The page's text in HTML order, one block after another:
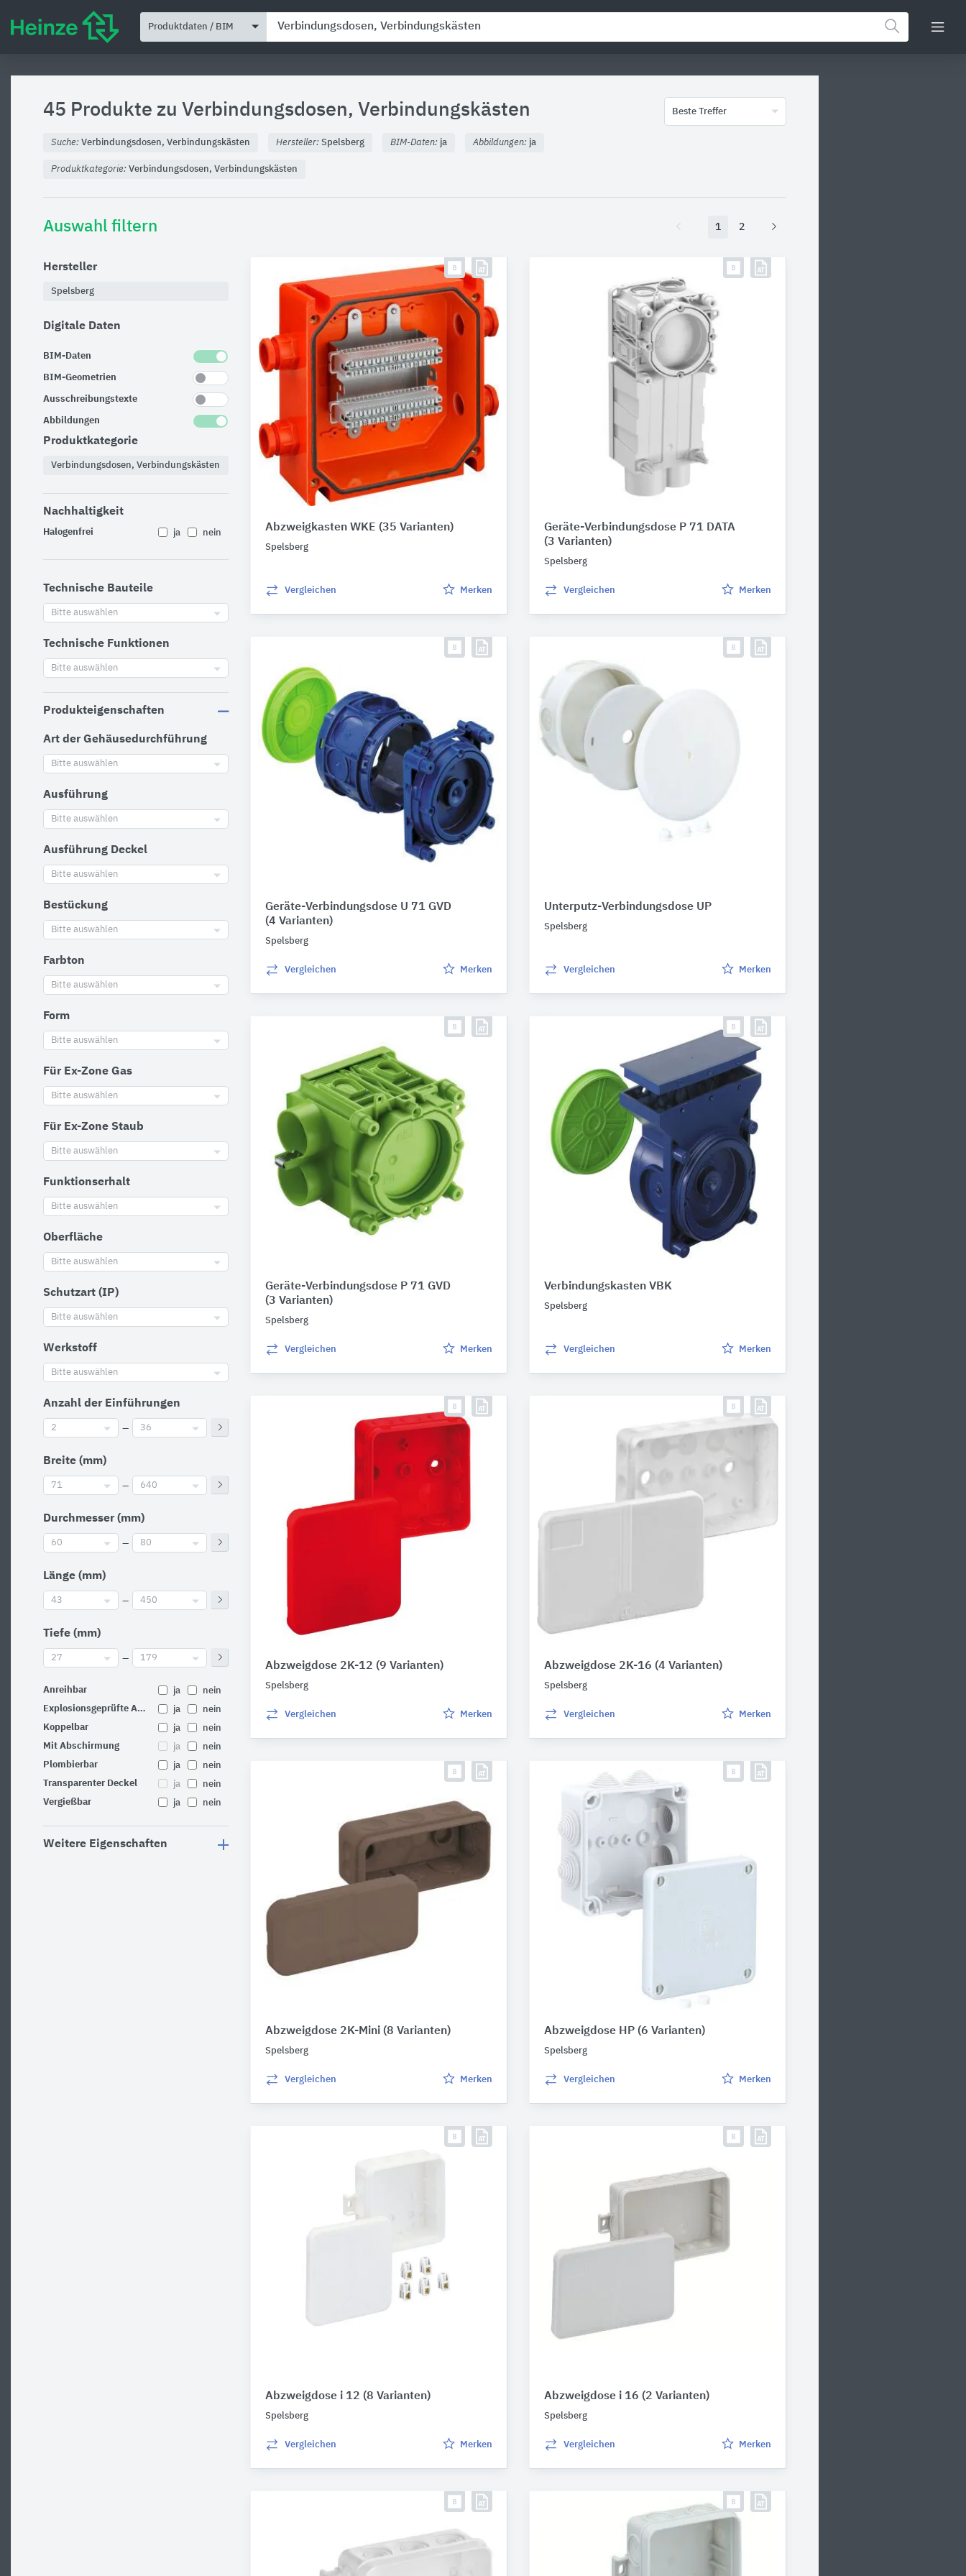
Produktdaten / BIM
45 Produkte zu Verbindungsdosen, Verbindungskästen Beste Treffer
Suche: Verbindungsdosen, Verbindungskästen Hersteller: Spelsberg BIM-Daten: ja Abbildungen: ja
Produktkategorie: Verbindungsdosen, Verbindungskästen
Auswahl filtern
Hersteller
Spelsberg
Digitale Daten
BIM-Daten
BIM-Geometrien
Ausschreibungstexte
Abbildungen
Produktkategorie
Verbindungsdosen, Verbindungskästen
Nachhaltigkeit
Halogenfrei ja nein
Technische Bauteile
Bitte auswählen
Technische Funktionen
Bitte auswählen
Produkteigenschaften
Art der Gehäusedurchführung
Bitte auswählen
Ausführung
Bitte auswählen
Ausführung Deckel
Bitte auswählen
Bestückung
Bitte auswählen
Farbton
Bitte auswählen
Form
Bitte auswählen
Für Ex-Zone Gas
Bitte auswählen
Für Ex-Zone Staub
Bitte auswählen
Funktionserhalt
Bitte auswählen
Oberfläche
Bitte auswählen
Schutzart (IP)
Bitte auswählen
Werkstoff
Bitte auswählen
Anzahl der Einführungen
2 – 36
Breite (mm)
71 – 640
Durchmesser (mm)
60 – 80
Länge (mm)
43 – 450
Tiefe (mm)
27 – 179
Anreihbar ja
nein
Explosionsgeprüfte Ausführung
ja
nein
Koppelbar
ja
nein
Mit Abschirmung
ja
nein
Plombierbar
ja
nein
Transparenter Deckel
ja
nein
Vergießbar
ja nein
Weitere Eigenschaften
1 2
Abzweigkasten WKE (35 Varianten)
Spelsberg
Vergleichen Merken
Geräte-Verbindungsdose P 71 DATA
(3 Varianten)
Spelsberg
Vergleichen Merken
Geräte-Verbindungsdose U 71 GVD
(4 Varianten)
Spelsberg
Vergleichen Merken
Unterputz-Verbindungsdose UP
Spelsberg
Vergleichen Merken
Geräte-Verbindungsdose P 71 GVD
(3 Varianten)
Spelsberg
Vergleichen Merken
Verbindungskasten VBK
Spelsberg
Vergleichen Merken
Abzweigdose 2K-12 (9 Varianten)
Spelsberg
Vergleichen Merken
Abzweigdose 2K-16 (4 Varianten)
Spelsberg
Vergleichen Merken
Abzweigdose 2K-Mini (8 Varianten)
Spelsberg
Vergleichen Merken
Abzweigdose HP (6 Varianten)
Spelsberg
Vergleichen Merken
Abzweigdose i 12 (8 Varianten)
Spelsberg
Vergleichen Merken
Abzweigdose i 16 (2 Varianten)
Spelsberg
Vergleichen Merken